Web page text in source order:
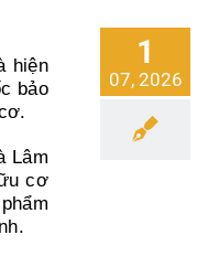
hiện
bảo
Lâm
cơ
1
07, 2026